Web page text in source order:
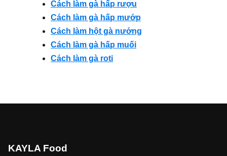
Cách làm gà hấp rượu
Cách làm gà hấp mướp
Cách làm hột gà nướng
Cách làm gà hấp muối
Cách làm gà roti
KAYLA Food